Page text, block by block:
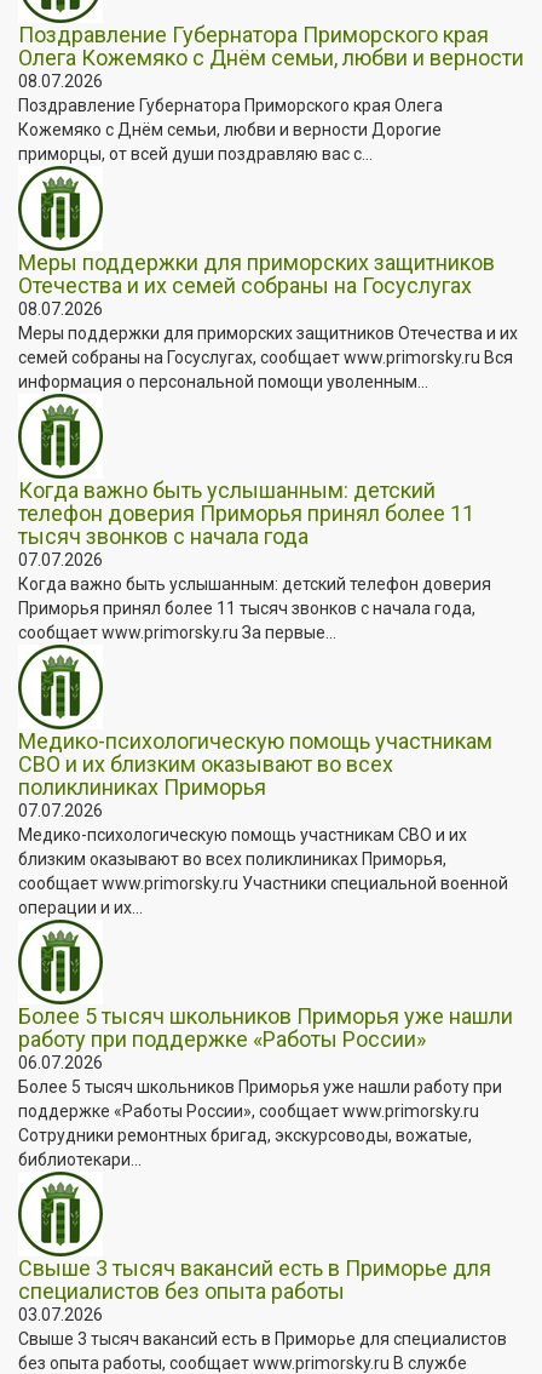
Поздравление Губернатора Приморского края
Олега Кожемяко с Днём семьи, любви и верности
08.07.2026
Поздравление Губернатора Приморского края Олега
Кожемяко с Днём семьи, любви и верности Дорогие
приморцы, от всей души поздравляю вас с...
Меры поддержки для приморских защитников
Отечества и их семей собраны на Госуслугах
08.07.2026
Меры поддержки для приморских защитников Отечества и их
семей собраны на Госуслугах, сообщает www.primorsky.ru Вся
информация о персональной помощи уволенным...
Когда важно быть услышанным: детский
телефон доверия Приморья принял более 11
тысяч звонков с начала года
07.07.2026
Когда важно быть услышанным: детский телефон доверия
Приморья принял более 11 тысяч звонков с начала года,
сообщает www.primorsky.ru За первые...
Медико-психологическую помощь участникам
СВО и их близким оказывают во всех
поликлиниках Приморья
07.07.2026
Медико-психологическую помощь участникам СВО и их
близким оказывают во всех поликлиниках Приморья,
сообщает www.primorsky.ru Участники специальной военной
операции и их...
Более 5 тысяч школьников Приморья уже нашли
работу при поддержке «Работы России»
06.07.2026
Более 5 тысяч школьников Приморья уже нашли работу при
поддержке «Работы России», сообщает www.primorsky.ru
Сотрудники ремонтных бригад, экскурсоводы, вожатые,
библиотекари...
Свыше 3 тысяч вакансий есть в Приморье для
специалистов без опыта работы
03.07.2026
Свыше 3 тысяч вакансий есть в Приморье для специалистов
без опыта работы, сообщает www.primorsky.ru В службе